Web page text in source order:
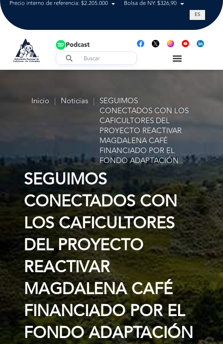
Precio interno de referencia: $2.205.000 Bolsa de NY: $326,90 Tasa de
ES
Podcast
Inicio | Noticias | SEGUIMOS
CONECTADOS CON LOS
CAFICULTORES DEL
PROYECTO REACTIVAR
MAGDALENA CAFÉ
FINANCIADO POR EL
FONDO ADAPTACIÓN
SEGUIMOS
CONECTADOS CON
LOS CAFICULTORES
DEL PROYECTO
REACTIVAR
MAGDALENA CAFÉ
FINANCIADO POR EL
FONDO ADAPTACIÓN